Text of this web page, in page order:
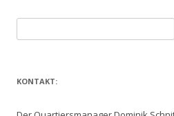
nach:
KONTAKT: